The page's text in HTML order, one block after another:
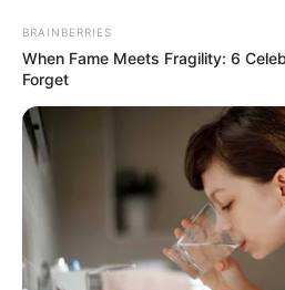
BRAINBERRIES
When Fame Meets Fragility: 6
Forget